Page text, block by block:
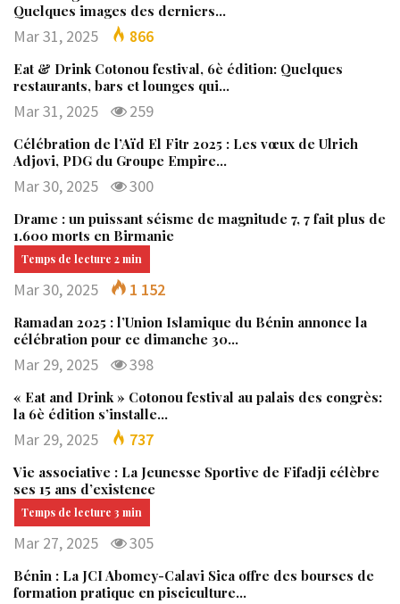
Quelques images des derniers…
Mar 31, 2025 866
Eat & Drink Cotonou festival, 6è édition: Quelques
restaurants, bars et lounges qui…
Mar 31, 2025 259
Célébration de l’Aïd El Fitr 2025 : Les vœux de Ulrich
Adjovi, PDG du Groupe Empire…
Mar 30, 2025 300
Drame : un puissant séisme de magnitude 7, 7 fait plus de
1.600 morts en Birmanie
Mar 30, 2025 1 152
Ramadan 2025 : l’Union Islamique du Bénin annonce la
célébration pour ce dimanche 30…
Mar 29, 2025 398
« Eat and Drink » Cotonou festival au palais des congrès:
la 6è édition s’installe…
Mar 29, 2025 737
Vie associative : La Jeunesse Sportive de Fifadji célèbre
ses 15 ans d’existence
Mar 27, 2025 305
Bénin : La JCI Abomey-Calavi Sica offre des bourses de
formation pratique en pisciculture…